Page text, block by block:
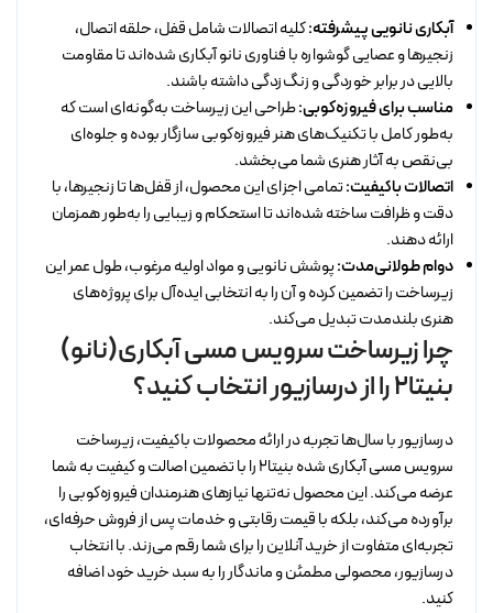
آبکاری نانویی پیشرفته:کلیه اتصالات شامل قفل، حلقه اتصال،
زنجیرها و عصایی گوشواره با فناوری نانو آبکاری شده‌اند تا مقاومت
بالایی در برابر خوردگی و زنگ‌زدگی داشته باشند.
مناسب برای فیروزه‌کوبی:طراحی این زیرساخت به‌گونه‌ای است که
به‌طور کامل با تکنیک‌های هنر فیروزه‌کوبی سازگار بوده و جلوه‌ای
بی‌نقص به آثار هنری شما می‌بخشد.
اتصالات باکیفیت:تمامی اجزای این محصول، از قفل‌ها تا زنجیرها، با
دقت و ظرافت ساخته شده‌اند تا استحکام و زیبایی را به‌طور همزمان
ارائه دهند.
دوام طولانی‌مدت:پوشش نانویی و مواد اولیه مرغوب، طول عمر این
زیرساخت را تضمین کرده و آن را به انتخابی ایده‌آل برای پروژه‌های
هنری بلندمدت تبدیل می‌کند.
چرا زیرساخت سرویس مسی آبکاری(نانو)
بنیتا2 را از درسازیور انتخاب کنید؟
درسازیور با سال‌ها تجربه در ارائه محصولات باکیفیت، زیرساخت
سرویس مسی آبکاری شده بنیتا2 را با تضمین اصالت و کیفیت به شما
عرضه می‌کند. این محصول نه‌تنها نیازهای هنرمندان فیروزه‌کوبی را
برآورده می‌کند، بلکه با قیمت رقابتی و خدمات پس از فروش حرفه‌ای،
تجربه‌ای متفاوت از خرید آنلاین را برای شما رقم می‌زند. با انتخاب
درسازیور، محصولی مطمئن و ماندگار را به سبد خرید خود اضافه
کنید.